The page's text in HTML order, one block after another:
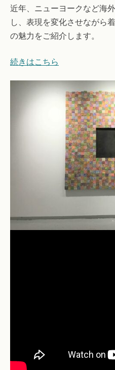
近年、ニューヨークなど海
し、表現を変化させながら
の魅力をご紹介します。
続きはこちら